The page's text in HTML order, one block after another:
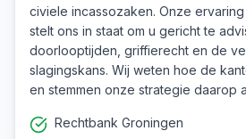
civiele incassozaken. Onze
stelt ons in staat om u gericht te
doorlooptijden, griffierecht en de
slagingskans. Wij weten hoe de
en stemmen onze strategie daarop
Rechtbank Groningen